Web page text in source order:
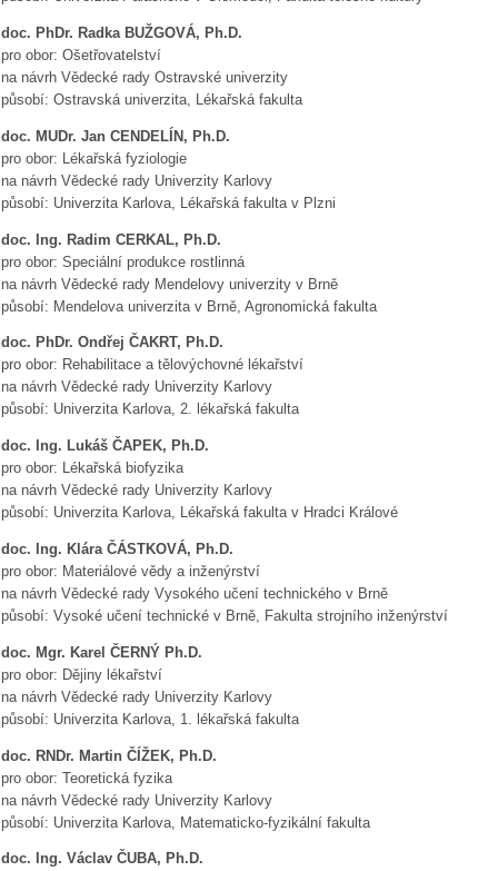
doc. PhDr. Radka BUŽGOVÁ, Ph.D.
pro obor: Ošetřovatelství
na návrh Vědecké rady Ostravské univerzity
působí: Ostravská univerzita, Lékařská fakulta
doc. MUDr. Jan CENDELÍN, Ph.D.
pro obor: Lékařská fyziologie
na návrh Vědecké rady Univerzity Karlovy
působí: Univerzita Karlova, Lékařská fakulta v Plzni
doc. Ing. Radim CERKAL, Ph.D.
pro obor: Speciální produkce rostlinná
na návrh Vědecké rady Mendelovy univerzity v Brně
působí: Mendelova univerzita v Brně, Agronomická fakulta
doc. PhDr. Ondřej ČAKRT, Ph.D.
pro obor: Rehabilitace a tělovýchovné lékařství
na návrh Vědecké rady Univerzity Karlovy
působí: Univerzita Karlova, 2. lékařská fakulta
doc. Ing. Lukáš ČAPEK, Ph.D.
pro obor: Lékařská biofyzika
na návrh Vědecké rady Univerzity Karlovy
působí: Univerzita Karlova, Lékařská fakulta v Hradci Králové
doc. Ing. Klára ČÁSTKOVÁ, Ph.D.
pro obor: Materiálové vědy a inženýrství
na návrh Vědecké rady Vysokého učení technického v Brně
působí: Vysoké učení technické v Brně, Fakulta strojního inženýrství
doc. Mgr. Karel ČERNÝ Ph.D.
pro obor: Dějiny lékařství
na návrh Vědecké rady Univerzity Karlovy
působí: Univerzita Karlova, 1. lékařská fakulta
doc. RNDr. Martin ČÍŽEK, Ph.D.
pro obor: Teoretická fyzika
na návrh Vědecké rady Univerzity Karlovy
působí: Univerzita Karlova, Matematicko-fyzikální fakulta
doc. Ing. Václav ČUBA, Ph.D.